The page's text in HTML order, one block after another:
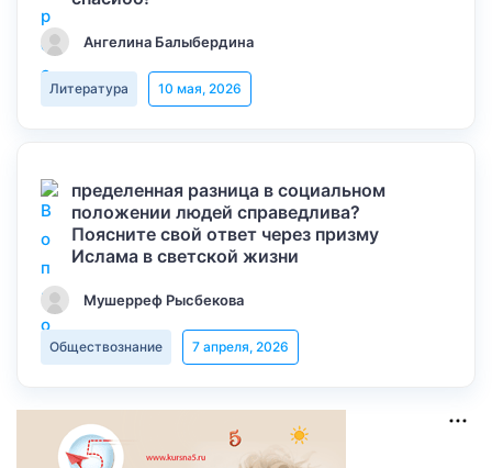
Ангелина Балыбердина
Литература 10 мая, 2026
пределенная разница в социальном
положении людей справедлива?
Поясните свой ответ через призму
Ислама в светской жизни
Мушерреф Рысбекова
Обществознание 7 апреля, 2026